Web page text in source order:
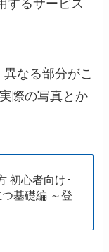
するサービス
なる部分がこ
際の写真とか
初心者向け･
基礎編 ～登